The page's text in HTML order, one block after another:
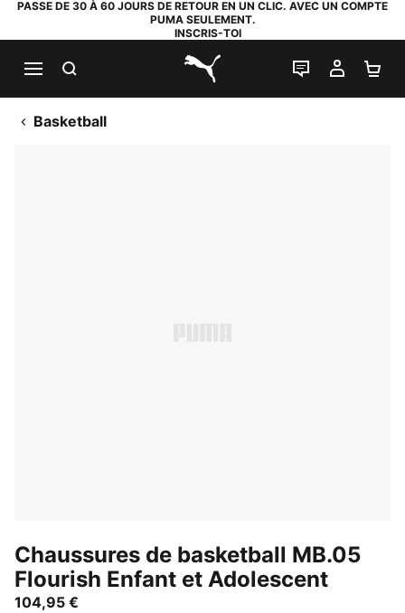
PASSE DE 30 À 60 JOURS DE RETOUR EN UN CLIC. AVEC UN COMPTE
PUMA SEULEMENT.
INSCRIS-TOI
PUMA.com
LIVE CHAT
MON
Basketball
Chaussures de basketball MB.05
Flourish Enfant et Adolescent
104,95 €